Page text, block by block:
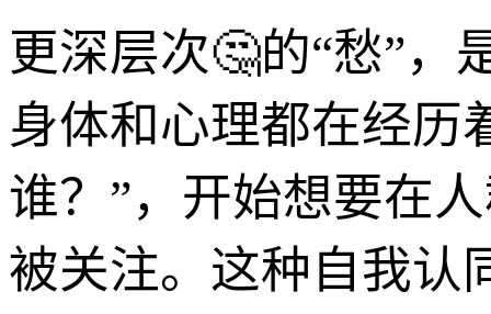
更深层次🤔的“愁”，
身体和心理都在经历
谁？”，开始想要在
被关注。这种自我认